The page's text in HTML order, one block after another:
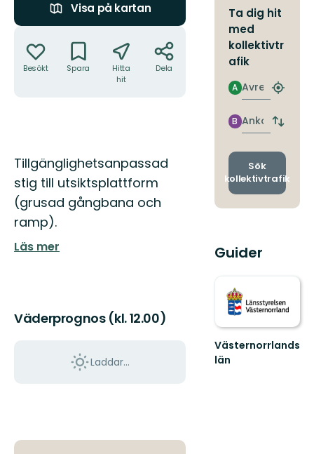
Visa på kartan
Besökt Spara
Hitta
hit
Dela
Beskrivning
Tillgänglighetsanpassad
stig till utsiktsplattform
(grusad gångbana och
ramp).
Läs mer
Väderprognos (kl. 12.00)
Laddar...
Ta dig hit
med
kollektivtr
afik
Avresa
A
Hitta
Ankomst
B
Byt
och
Sök
kollektivtrafik
Guider
Västernorrlands
län